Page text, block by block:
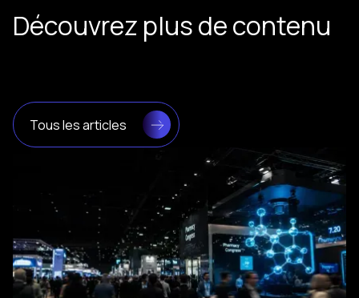
Découvrez plus de contenu
Tous les articles